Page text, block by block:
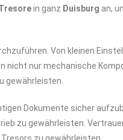
in ganz Duisburg an,
Von kleinen
nicht nur mechanische
gewährleisten.
Dokumente sicher
zu gewährleisten.